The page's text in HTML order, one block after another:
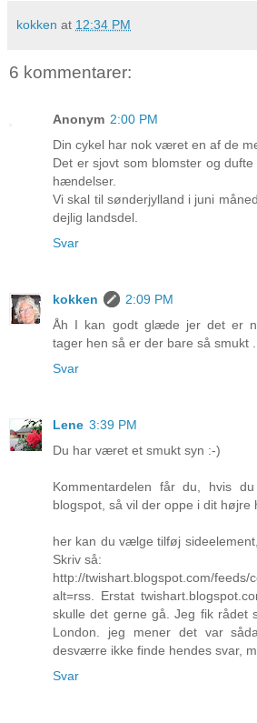
kokken at 12:34 PM
6 kommentarer:
Anonym 2:00 PM
Din cykel har nok været en af de
Det er sjovt som blomster og
hændelser.
Vi skal til sønderjylland i juni
dejlig landsdel.
Svar
kokken
2:09 PM
Åh I kan godt glæde jer det er
tager hen så er der bare så smukt
Svar
Lene 3:39 PM
Du har været et smukt syn :-)
Kommentardelen får du, hvis
blogspot, så vil der oppe i dit højre
her kan du vælge tilføj
Skriv så:
http://twishart.blogspot.com/feeds/
alt=rss. Erstat
skulle det gerne gå. Jeg fik rådet
London. jeg mener det var
desværre ikke finde hendes svar,
Svar